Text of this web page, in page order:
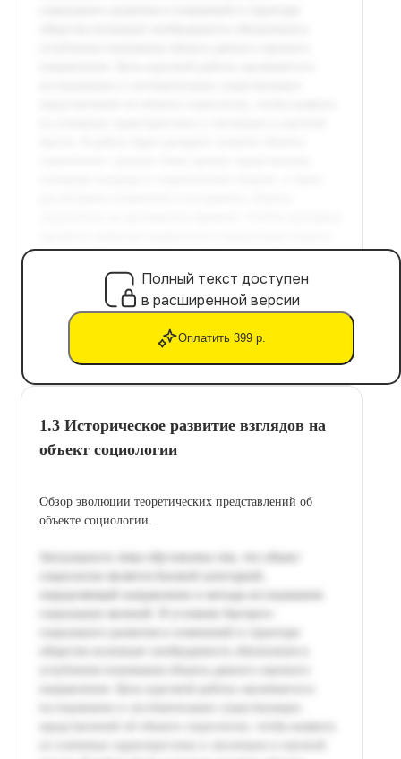
Полный текст доступен
в расширенной версии
Оплатить 399 р.
1.3 Историческое развитие взглядов на
объект социологии
Обзор эволюции теоретических представлений об
объекте социологии.